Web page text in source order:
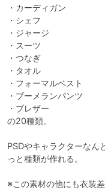
・カーディガン
・シェフ
・ジャージ
・スーツ
・つなぎ
・タオル
・フォーマルベスト
・ブーメランパンツ
・ブレザー
の20種類。
PSDやキャラクターなん
っと種類が作れる。
※この素材の他にも衣装